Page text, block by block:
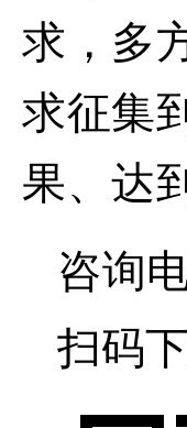
求，多
求征集
果、达
咨询
扫码